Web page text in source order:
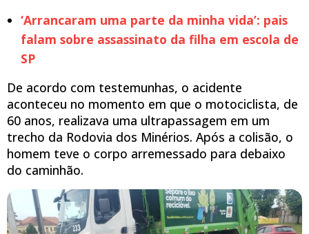
‘Arrancaram uma parte da minha vida’: pais
falam sobre assassinato da filha em escola de
SP
De acordo com testemunhas, o acidente
aconteceu no momento em que o motociclista, de
60 anos, realizava uma ultrapassagem em um
trecho da Rodovia dos Minérios. Após a colisão, o
homem teve o corpo arremessado para debaixo
do caminhão.